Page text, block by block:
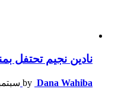
نادين نجيم تحتفل
by Dana Wahiba سبتمبر 14, 2023,